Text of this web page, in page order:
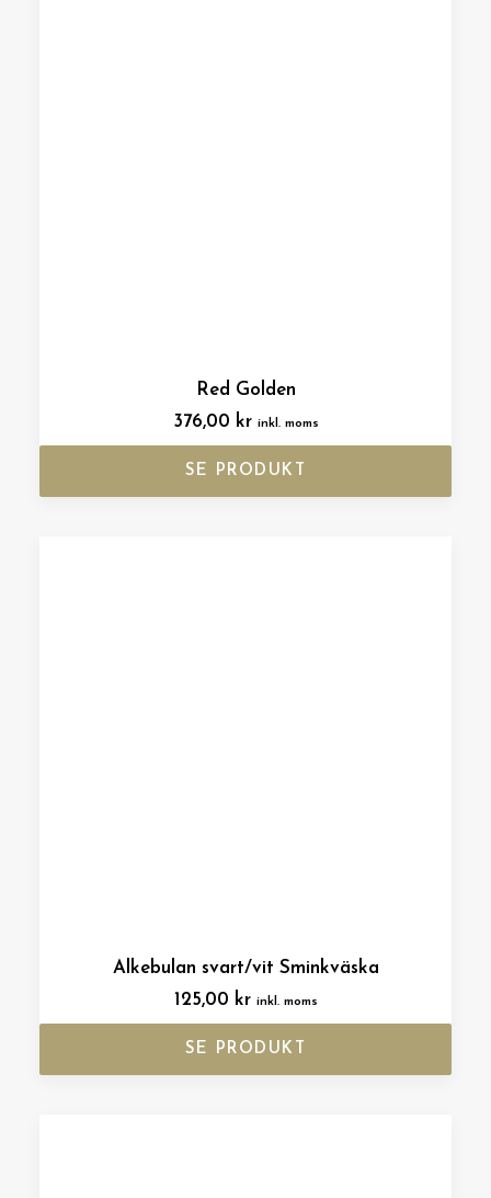
Red Golden
376,00 kr inkl. moms
SE PRODUKT
Alkebulan svart/vit Sminkväska
125,00 kr inkl. moms
SE PRODUKT